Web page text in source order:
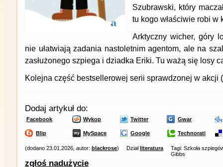
Szubrawski, który
tu kogo właściwie robi w
Arktyczny wicher, góry
nie ułatwiają zadania nastoletnim agentom, ale na
zasłużonego szpiega i dziadka Eriki. Tu ważą się losy
Kolejna część bestsellerowej serii sprawdzonej w akcji
Dodaj artykuł do:
Facebook Wykop Twitter Gwar
Blip MySpace Google Technorati
(dodano 23.01.2026, autor: blackrose) Działliteratura
Tagi: Szkoła
Gibbs
zgłoś nadużycie